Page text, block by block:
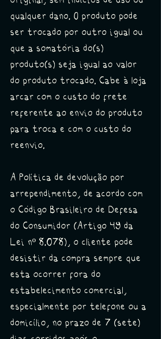
qualquer dano. O produto pode
ser trocado por outro igual ou
que a somatória do(s)
produto(s) seja igual ao valor
do produto trocado. Cabe à loja
arcar com o custo do frete
referente ao envio do produto
para troca e com o custo do
reenvio.
A Política de devolução por
arrependimento, de acordo com
o Código Brasileiro de Defesa
do Consumidor (Artigo 49 da
Lei nº 8.078), o cliente pode
desistir da compra sempre que
esta ocorrer fora do
estabelecimento comercial,
especialmente por telefone ou a
domicílio, no prazo de 7 (sete)